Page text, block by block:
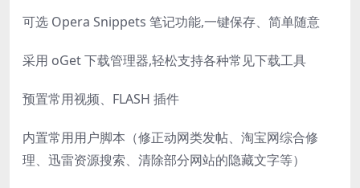
可选 Opera Snippets 笔记功能,一键保存、简单随意
采用 oGet 下载管理器,轻松支持各种常见下载工具
预置常用视频、FLASH 插件
内置常用用户脚本（修正动网类发帖、淘宝网综合修
理、迅雷资源搜索、清除部分网站的隐藏文字等）